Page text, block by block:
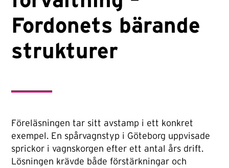
Fordonets bärande
strukturer
Föreläsningen tar sitt avstamp i ett konkret
exempel. En spårvagnstyp i Göteborg uppvisade
sprickor i vagnskorgen efter ett antal års drift.
Lösningen krävde både förstärkningar och